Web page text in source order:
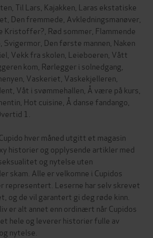
Til Lars, Kajakken, Laras ekstatiske
Den fremmede, Avkledningsmanøver,
Kristoffer?, Rød sommer, Flammende
Svigermor, Den første mannen, Naken
Vekk fra skolen, Leieboeren, Vått
kom, Rørlegger i solnedgang,
Vaskeriet, Vaskekjelleren,
Våt i svømmehallen, Å være på kurs,
Hot cuisine, Å danse fandango,
1.
hver måned utgitt et magasin
historier og opplysende artikler med
og nytelse uten
skam. Alle er velkomne i Cupidos
representert. Leserne har selv skrevet
og de vil garantert gi deg røde kinn.
er alt annet enn ordinært når Cupidos
hele og leverer historier fulle av